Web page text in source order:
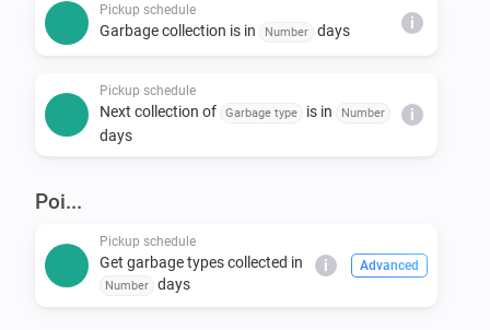
- Solør Renovasjon IKS (SOR)
- Lofoten Avfallsselskap IKS (LAS)
- Karmøy Kommune
*Note that Min Renovasjon is an umbrella service that
Pickup schedule
Garbage collection is in Number days i
Pickup schedule
Next collection of Garbage type is in Number
days
i
Poi...
Pickup schedule
Get garbage types collected in
Number days
i Advanced